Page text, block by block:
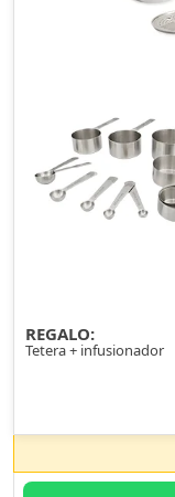
REGALO:
Tetera + infusionador